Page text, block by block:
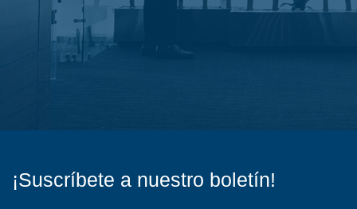
¡Suscríbete a nuestro boletín!